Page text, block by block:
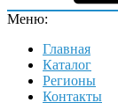
Меню:
Главная
Каталог
Регионы
Контакты